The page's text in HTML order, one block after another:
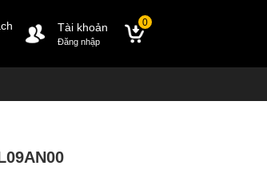
Tài khoản
Đăng nhập
0